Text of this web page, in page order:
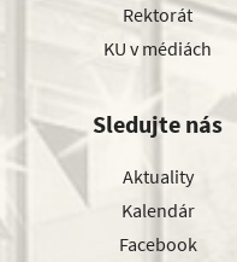
Rektorát
KU v médiách
Sledujte nás
Aktuality
Kalendár
Facebook